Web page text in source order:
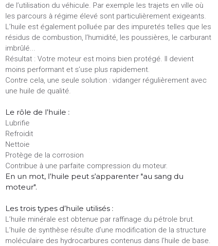
de l’utilisation du véhicule. Par exemple les trajets en ville où
les parcours à régime élevé sont particulièrement exigeants.
L’huile est également polluée par des impuretés telles que les
résidus de combustion, l’humidité, les poussières, le carburant
imbrûlé...
Résultat : Votre moteur est moins bien protégé. Il devient
moins performant et s’use plus rapidement.
Contre cela, une seule solution : vidanger régulièrement avec
une huile de qualité.
Le rôle de l’huile :
Lubrifie
Refroidit
Nettoie
Protège de la corrosion
Contribue à une parfaite compression du moteur.
En un mot, l’huile peut s’apparenter "au sang du
moteur".
Les trois types d’huile utilisés :
L’huile minérale est obtenue par raffinage du pétrole brut.
L’huile de synthèse résulte d’une modification de la structure
moléculaire des hydrocarbures contenus dans l’huile de base.